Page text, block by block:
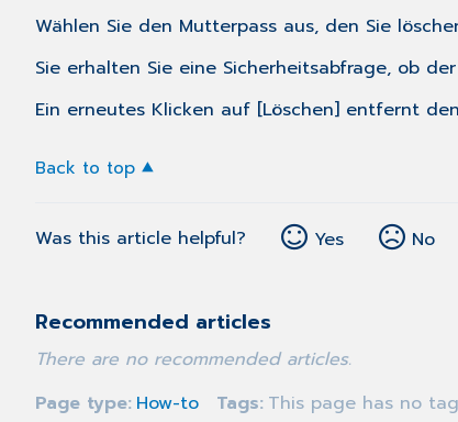
Wählen Sie den Mutterpass aus, den Sie
Sie erhalten Sie eine Sicherheitsabfrage, ob
Ein erneutes Klicken auf [Löschen] entfernt
Back to top
Was this article helpful? Yes No
Recommended articles
There are no recommended articles.
Page type How-to Tags This page has no